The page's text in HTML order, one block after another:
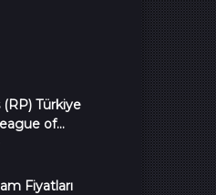
Türkiye
of…
Fiyatları